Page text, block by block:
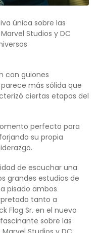
única sobre las
Studios y DC
con guiones
más sólida que
ciertas etapas del
perfecto para
su propia
de escuchar una
grandes estudios de
pisado ambos
tanto a
Flag Sr. en el nuevo
sobre las